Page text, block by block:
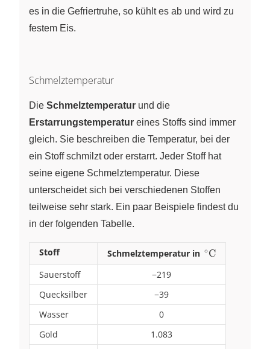
es in die Gefriertruhe, so kühlt es ab und wird zu
festem Eis.
Schmelztemperatur
Die Schmelztemperatur und die
Erstarrungstemperatur eines Stoffs sind immer
gleich. Sie beschreiben die Temperatur, bei der
ein Stoff schmilzt oder erstarrt. Jeder Stoff hat
seine eigene Schmelztemperatur. Diese
unterscheidet sich bei verschiedenen Stoffen
teilweise sehr stark. Ein paar Beispiele findest du
in der folgenden Tabelle.
Stoff Schmelztemperatur in ∘C
Sauerstoff
−219
Quecksilber
−39
Wasser
0
Gold
1.083